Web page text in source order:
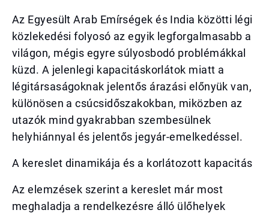
Az Egyesült Arab Emírségek és India közötti légi
közlekedési folyosó az egyik legforgalmasabb a
világon, mégis egyre súlyosbodó problémákkal
küzd. A jelenlegi kapacitáskorlátok miatt a
légitársaságoknak jelentős árazási előnyük van,
különösen a csúcsidőszakokban, miközben az
utazók mind gyakrabban szembesülnek
helyhiánnyal és jelentős jegyár-emelkedéssel.
A kereslet dinamikája és a korlátozott kapacitás
Az elemzések szerint a kereslet már most
meghaladja a rendelkezésre álló ülőhelyek